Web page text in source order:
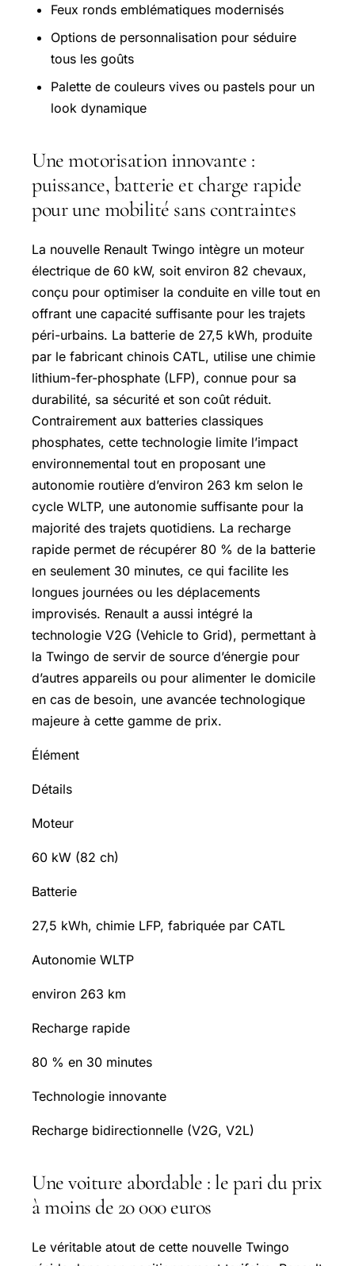
Feux ronds emblématiques modernisés
Options de personnalisation pour séduire
tous les goûts
Palette de couleurs vives ou pastels pour un
look dynamique
Une motorisation innovante :
puissance, batterie et charge rapide
pour une mobilité sans contraintes
La nouvelle Renault Twingo intègre un moteur
électrique de 60 kW, soit environ 82 chevaux,
conçu pour optimiser la conduite en ville tout en
offrant une capacité suffisante pour les trajets
péri-urbains. La batterie de 27,5 kWh, produite
par le fabricant chinois CATL, utilise une chimie
lithium-fer-phosphate (LFP), connue pour sa
durabilité, sa sécurité et son coût réduit.
Contrairement aux batteries classiques
phosphates, cette technologie limite l’impact
environnemental tout en proposant une
autonomie routière d’environ 263 km selon le
cycle WLTP, une autonomie suffisante pour la
majorité des trajets quotidiens. La recharge
rapide permet de récupérer 80 % de la batterie
en seulement 30 minutes, ce qui facilite les
longues journées ou les déplacements
improvisés. Renault a aussi intégré la
technologie V2G (Vehicle to Grid), permettant à
la Twingo de servir de source d’énergie pour
d’autres appareils ou pour alimenter le domicile
en cas de besoin, une avancée technologique
majeure à cette gamme de prix.
Élément
Détails
Moteur
60 kW (82 ch)
Batterie
27,5 kWh, chimie LFP, fabriquée par CATL
Autonomie WLTP
environ 263 km
Recharge rapide
80 % en 30 minutes
Technologie innovante
Recharge bidirectionnelle (V2G, V2L)
Une voiture abordable : le pari du prix
à moins de 20 000 euros
Le véritable atout de cette nouvelle Twingo